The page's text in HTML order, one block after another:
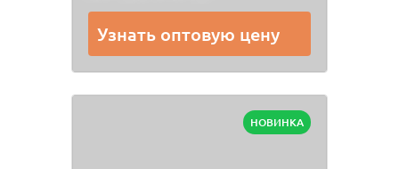
Узнать оптовую цену
НОВИНКА